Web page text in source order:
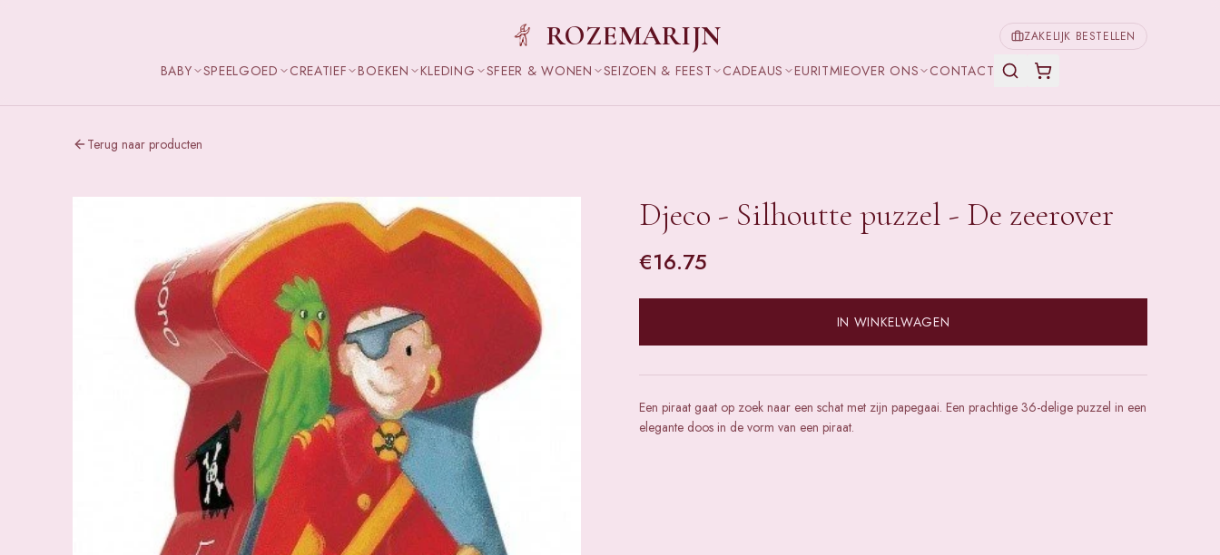
ROZEMARIJN ZAKELIJK BESTELLEN
BABY SPEELGOED CREATIEF BOEKEN KLEDING SFEER & WONEN SEIZOEN & FEEST CADEAUS EURITMIEOVER ONS CONTACT
Terug naar producten
Djeco - Silhoutte puzzel - De zeerover
€16.75
IN WINKELWAGEN
Een piraat gaat op zoek naar een schat met zijn papegaai. Een prachtige 36-delige puzzel in een
elegante doos in de vorm van een piraat.